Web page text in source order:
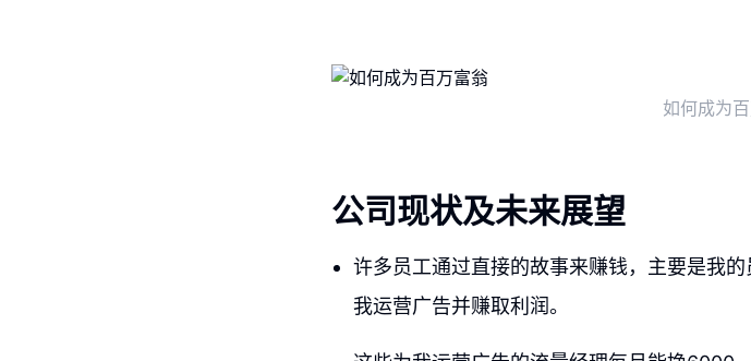
如何成为
公司现状及未来展望
许多员工通过直接的故事来赚钱，主要是我
我运营广告并赚取利润。